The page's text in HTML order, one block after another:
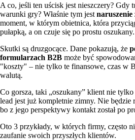
A co, jeśli ten uścisk jest nieszczery? Gdy
warunki gry? Właśnie tym jest naruszenie
moment, w którym obietnica, która
pułapką, a on czuje się po prostu oszukany.
Skutki są druzgocące. Dane pokazują, że
formularzach B2B może być
"koszty" – nie tylko te finansowe, czas w
walutą.
Co gorsza, taki „oszukany” klient nie
lead jest już kompletnie zimny. Nie będzie
bo z jego perspektywy kontakt został po
Oto 3 przykłady, w których firmy, często
zaufanie swoich przyszłych klientów.